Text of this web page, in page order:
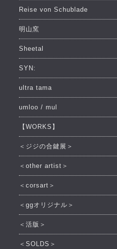
Reise von Schublade
明山窯
Sheetal
SYN:
ultra tama
umloo / mul
【WORKS】
＜ジジの合鍵展＞
＜other artist＞
＜corsart＞
＜ggオリジナル＞
＜活版＞
＜SOLDS＞